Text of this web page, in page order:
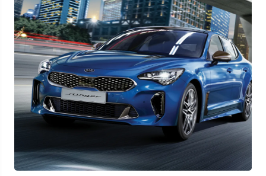
Узнать выгоду
Отправляя данную форму Вы даетесогласие на обработкусвоих